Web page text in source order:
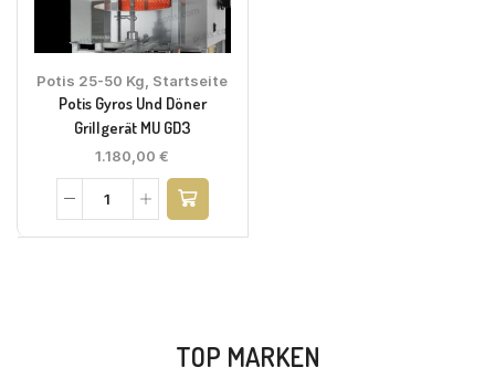
Potis 25-50 Kg, Startseite
Potis Gyros Und Döner
Grillgerät MU GD3
1.180,00€
TOP MARKEN